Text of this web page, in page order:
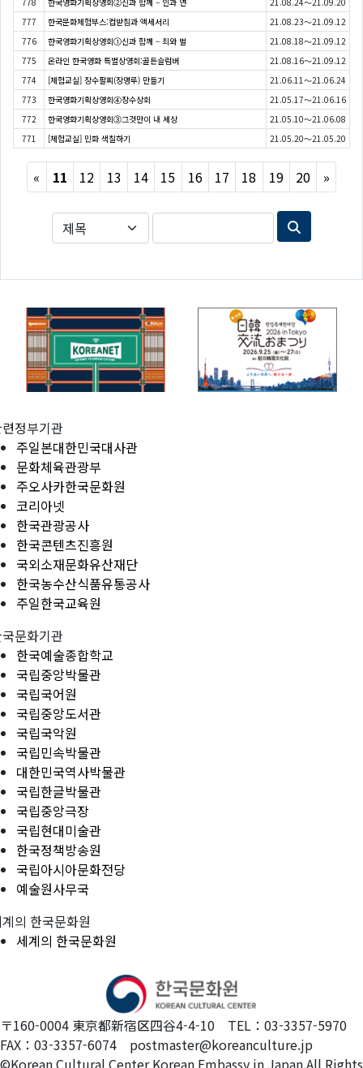
777
한국문화체험부스:컵받침과 액세서리
21.08.23～21.09.12
776
한국영화기획상영회①신과 함께 – 죄와 벌
21.08.18～21.09.12
775
온라인 한국영화 특별상영회:골든슬럼버
21.08.16～21.09.12
774
[체험교실] 장수팔찌(장명루) 만들기
21.06.11～21.06.24
773
한국영화기획상영회④장수상회
21.05.17～21.06.16
772
한국영화기획상영회③그것만이 내 세상
21.05.10～21.06.08
771
[체험교실] 민화 색칠하기 21.05.20～21.05.20
« Previous
11 12 13 14 15 16 17 18 19 20 »Next
정부기관
주일본대한민국대사관
문화체육관광부
주오사카한국문화원
코리아넷
한국관광공사
한국콘텐츠진흥원
국외소재문화유산재단
한국농수산식품유통공사
주일한국교육원
문화기관
한국예술종합학교
국립중앙박물관
국립국어원
국립중앙도서관
국립국악원
국립민속박물관
대한민국역사박물관
국립한글박물관
국립중앙극장
국립현대미술관
한국정책방송원
국립아시아문화전당
예술원사무국
의 한국문화원
세계의 한국문화원
〒160-0004 東京都新宿区四谷4-4-10 TEL：03-3357-5970
FAX：03-3357-6074 postmaster@koreanculture.jp
©Korean Cultural Center Korean Embassy in Japan.All Rights